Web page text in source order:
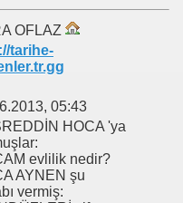
OFLAZ
tarihe-
05:43
HOCA 'ya
evlilik nedir?
AYNEN şu
vermiş: